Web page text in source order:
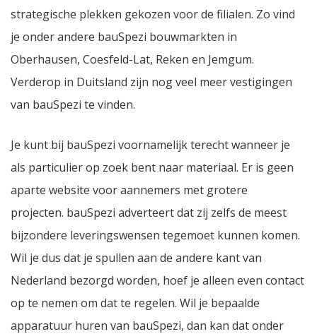
strategische plekken gekozen voor de filialen. Zo vind
je onder andere bauSpezi bouwmarkten in
Oberhausen, Coesfeld-Lat, Reken en Jemgum.
Verderop in Duitsland zijn nog veel meer vestigingen
van bauSpezi te vinden.
Je kunt bij bauSpezi voornamelijk terecht wanneer je
als particulier op zoek bent naar materiaal. Er is geen
aparte website voor aannemers met grotere
projecten. bauSpezi adverteert dat zij zelfs de meest
bijzondere leveringswensen tegemoet kunnen komen.
Wil je dus dat je spullen aan de andere kant van
Nederland bezorgd worden, hoef je alleen even contact
op te nemen om dat te regelen. Wil je bepaalde
apparatuur huren van bauSpezi, dan kan dat onder